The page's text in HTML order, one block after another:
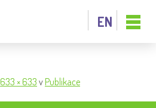
EN
633 × 633 v Publikace